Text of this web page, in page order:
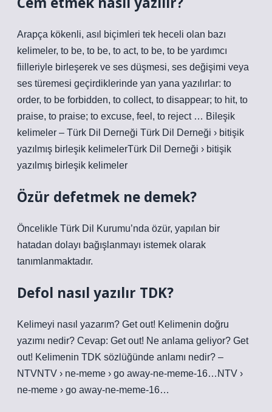
Arapça kökenli, asıl biçimleri tek heceli olan bazı
kelimeler, to be, to be, to act, to be, to be yardımcı
fiilleriyle birleşerek ve ses düşmesi, ses değişimi veya
ses türemesi geçirdiklerinde yan yana yazılırlar: to
order, to be forbidden, to collect, to disappear; to hit, to
praise, to praise; to excuse, feel, to reject … Bileşik
kelimeler – Türk Dil Derneği Türk Dil Derneği › bitişik
yazılmış birleşik kelimelerTürk Dil Derneği › bitişik
yazılmış birleşik kelimeler
Özür defetmek ne demek?
Öncelikle Türk Dil Kurumu’nda özür, yapılan bir
hatadan dolayı bağışlanmayı istemek olarak
tanımlanmaktadır.
Defol nasıl yazılır TDK?
Kelimeyi nasıl yazarım? Get out! Kelimenin doğru
yazımı nedir? Cevap: Get out! Ne anlama geliyor? Get
out! Kelimenin TDK sözlüğünde anlamı nedir? –
NTVNTV › ne-meme › go away-ne-meme-16…NTV ›
ne-meme › go away-ne-meme-16…